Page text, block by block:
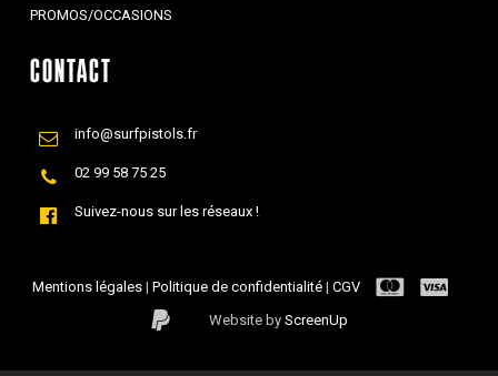
PROMOS/OCCASIONS
CONTACT
info@surfpistols.fr
02 99 58 75 25
Suivez-nous sur les réseaux !
Mentions légales|Politique de confidentialité|CGV
Website byScreenUp